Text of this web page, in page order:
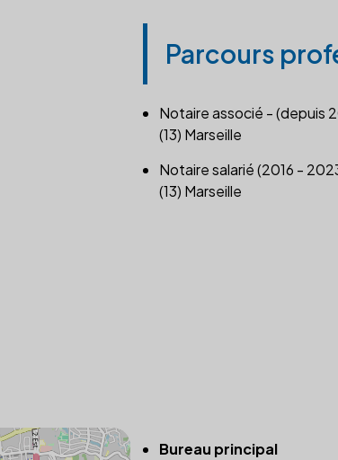
Parcours
Notaire associé - (depuis
(13) Marseille
Notaire salarié (2016 -
(13) Marseille
Bureau principal